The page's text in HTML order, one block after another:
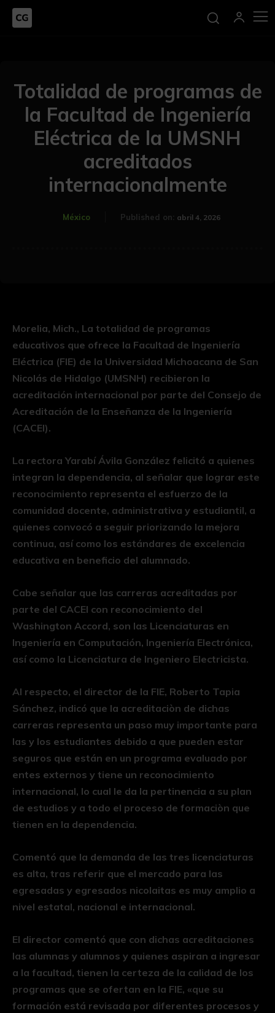
Totalidad de programas de
la Facultad de Ingeniería
Eléctrica de la UMSNH
acreditados
internacionalmente
México Published on: abril 4, 2026
Morelia, Mich., La totalidad de programas
educativos que ofrece la Facultad de Ingeniería
Eléctrica (FIE) de la Universidad Michoacana de San
Nicolás de Hidalgo (UMSNH) recibieron la
acreditación internacional por parte del Consejo de
Acreditación de la Enseñanza de la Ingeniería
(CACEI).
La rectora Yarabí Ávila González felicitó a quienes
integran la dependencia, al señalar que lograr este
reconocimiento representa el esfuerzo de la
comunidad docente, administrativa y estudiantil, a
quienes convocó a seguir priorizando la mejora
continua, así como los estándares de excelencia
educativa en beneficio del alumnado.
Cabe señalar que las carreras acreditadas por
parte del CACEI con reconocimiento del
Washington Accord, son las Licenciaturas en
Ingeniería en Computación, Ingeniería Electrónica,
así como la Licenciatura de Ingeniero Electricista.
Al respecto, el director de la FIE, Roberto Tapia
Sánchez, indicó que la acreditaciòn de dichas
carreras representa un paso muy importante para
las y los estudiantes debido a que pueden estar
seguros que están en un programa evaluado por
entes externos y tiene un reconocimiento
internacional, lo cual le da la pertinencia a su plan
de estudios y a todo el proceso de formaciòn que
tienen en la dependencia.
Comentó que la demanda de las tres licenciaturas
es alta, tras referir que el mercado para las
egresadas y egresados nicolaitas es muy amplio a
nivel estatal, nacional e internacional.
El director comentó que con dichas acreditaciones
las alumnas y alumnos y quienes aspiran a ingresar
a la facultad, tienen la certeza de la calidad de los
programas que se ofertan en la FIE, «que su
formación está revisada por diferentes procesos y